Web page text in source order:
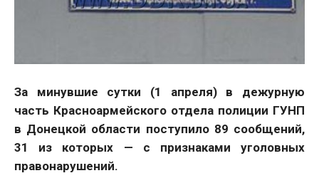
За минувшие сутки (1 апреля) в дежурную
часть Красноармейского отдела полиции ГУНП
в Донецкой области поступило 89 сообщений,
31 из которых — с признаками уголовных
правонарушений.